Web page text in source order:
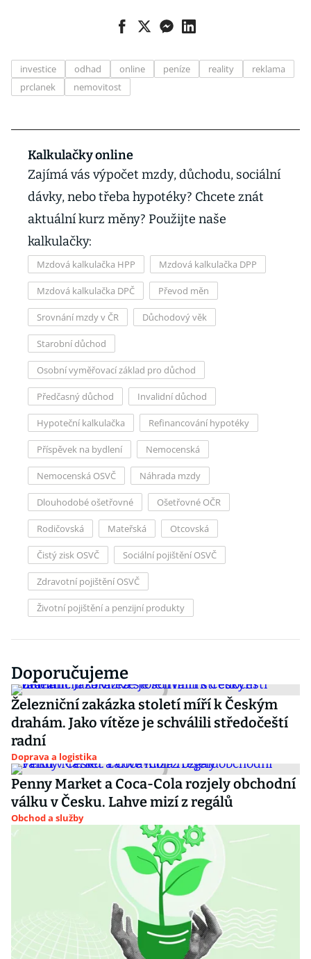
investice odhad online peníze reality
reklama
prclanek
nemovitost
Kalkulačky online
Zajímá vás výpočet mzdy, důchodu, sociální
dávky, nebo třeba hypotéky? Chcete znát
aktuální kurz měny? Použijte naše
kalkulačky:
Mzdová kalkulačka HPP Mzdová kalkulačka DPP
Mzdová kalkulačka DPČ Převod měn
Srovnání mzdy v ČR Důchodový věk
Starobní důchod
Osobní vyměřovací základ pro důchod
Předčasný důchod Invalidní důchod
Hypoteční kalkulačka Refinancování hypotéky
Příspěvek na bydlení Nemocenská
Nemocenská OSVČ Náhrada mzdy
Dlouhodobé ošetřovné Ošetřovné OČR
Rodičovská Mateřská Otcovská
Čistý zisk OSVČ Sociální pojištění OSVČ
Zdravotní pojištění OSVČ
Životní pojištění a penzijní produkty
Doporučujeme
Železniční zakázka století míří k Českým
drahám. Jako vítěze je schválili středočeští
radní
Doprava a logistika
Penny Market a Coca-Cola rozjely obchodní
válku v Česku. Lahve mizí z regálů
Obchod a služby